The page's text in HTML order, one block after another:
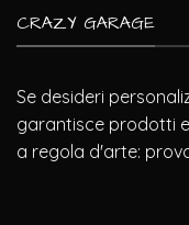
CRAZY GARAGE
Se desideri
garantisce prodotti
a regola d'arte: